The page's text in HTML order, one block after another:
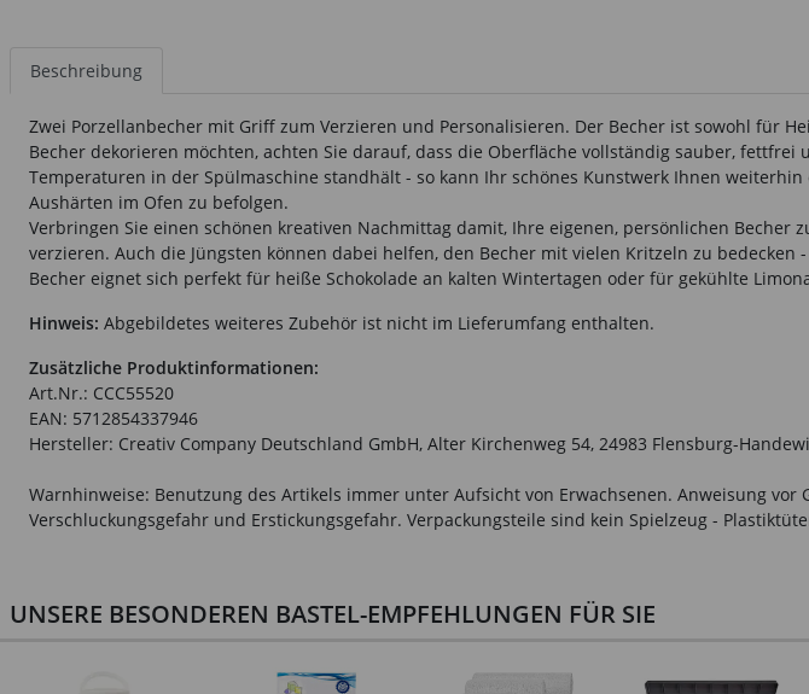
Beschreibung
Zwei Porzellanbecher mit Griff zum Verzieren und Personalisieren. Der Becher ist sowohl für
Becher dekorieren möchten, achten Sie darauf, dass die Oberfläche vollständig sauber,
Temperaturen in der Spülmaschine standhält - so kann Ihr schönes Kunstwerk Ihnen
Aushärten im Ofen zu befolgen.
Verbringen Sie einen schönen kreativen Nachmittag damit, Ihre eigenen, persönlichen
verzieren. Auch die Jüngsten können dabei helfen, den Becher mit vielen Kritzeln zu
Becher eignet sich perfekt für heiße Schokolade an kalten Wintertagen oder für gekühlte
Hinweis: Abgebildetes weiteres Zubehör ist nicht im Lieferumfang enthalten.
Zusätzliche Produktinformationen:
Art.Nr.: CCC55520
EAN: 5712854337946
Hersteller: Creativ Company Deutschland GmbH, Alter Kirchenweg 54, 24983 Flensburg-
Warnhinweise: Benutzung des Artikels immer unter Aufsicht von Erwachsenen. Anweisung
Verschluckungsgefahr und Erstickungsgefahr. Verpackungsteile sind kein Spielzeug -
UNSERE BESONDEREN BASTEL-EMPFEHLUNGEN FÜR SIE